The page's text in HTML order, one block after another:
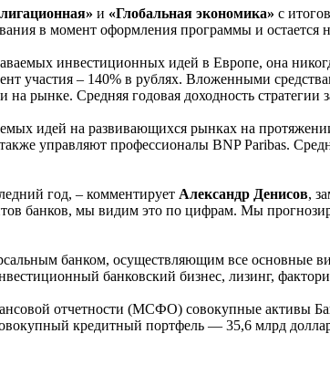
и «Глобальная экономика» с
в момент оформления программы и
инвестиционных идей в Европе, она
участия – 140% в рублях. Вложенными
рынке. Средняя годовая доходность стратегии
идей на развивающихся рынках на
управляют профессионалы BNP Paribas.
год, – комментирует Александр Денисов,
банков, мы видим это по цифрам. Мы
банком, осуществляющим все основные
банковский бизнес, лизинг,
отчетности (МСФО) совокупные активы
кредитный портфель — 35,6 млрд